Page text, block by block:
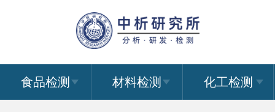
食品检测 材料检测 化工检测